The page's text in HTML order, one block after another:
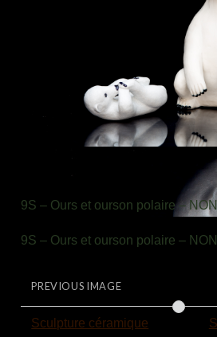
9S – Ours et ourson polaire –
9S – Ours et ourson polaire –
PREVIOUS IMAGE
Sculpture céramique